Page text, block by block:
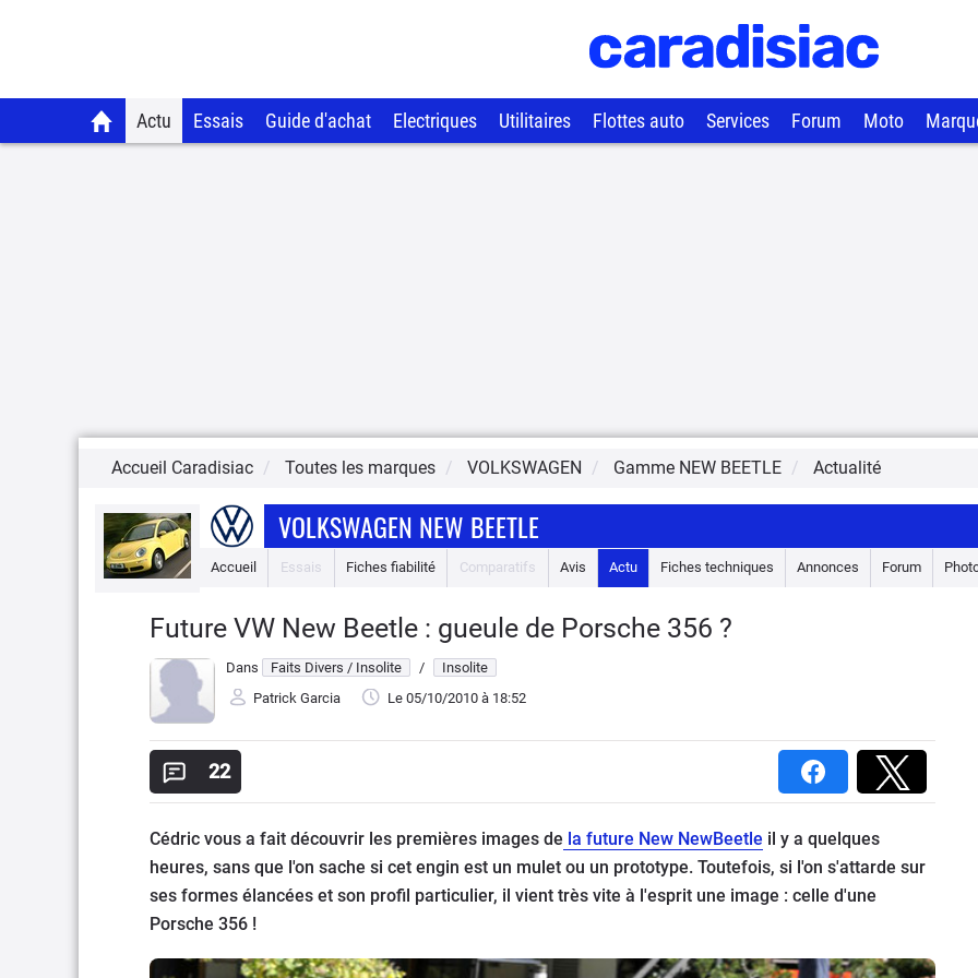
Actu Essais Guide d'achat Electriques Utilitaires Flottes auto Services Forum Moto
Accueil Caradisiac Toutes les marques VOLKSWAGEN Gamme NEW BEETLE Actualité
VOLKSWAGEN NEW BEETLE
Accueil Essais Fiches fiabilité Comparatifs Avis Actu Fiches techniques Annonces Forum
Future VW New Beetle : gueule de Porsche 356 ?
Dans Faits Divers / Insolite /
Insolite
Patrick Garcia
Le 05/10/2010 à 18:52
22
Cédric vous a fait découvrir les premières images de la future New NewBeetle il y a quelques
heures, sans que l'on sache si cet engin est un mulet ou un prototype. Toutefois, si l'on s'attarde sur
ses formes élancées et son profil particulier, il vient très vite à l'esprit une image : celle d'une
Porsche 356 !